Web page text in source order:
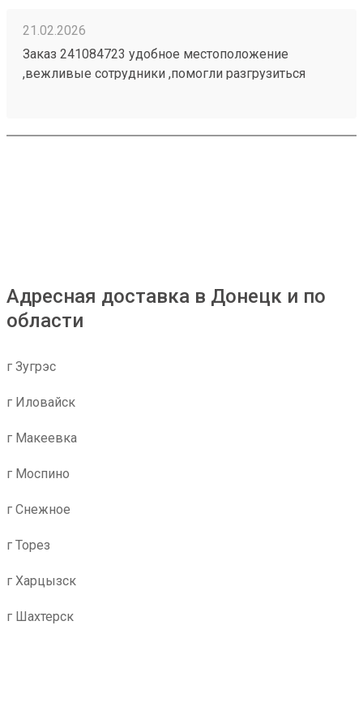
21.02.2026
Заказ 241084723 удобное местоположение
,вежливые сотрудники ,помогли разгрузиться
перевозку очень адекватный . быстрые сроки
Адресная доставка в Донецк и по
области
г Зугрэс
г Иловайск
г Макеевка
г Моспино
г Снежное
г Торез
г Харцызск
г Шахтерск